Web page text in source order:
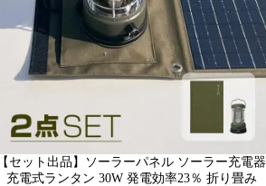
【セット出品】ソーラーパネル ソーラー充電器
充電式ランタン 30W 発電効率23％ 折り畳み